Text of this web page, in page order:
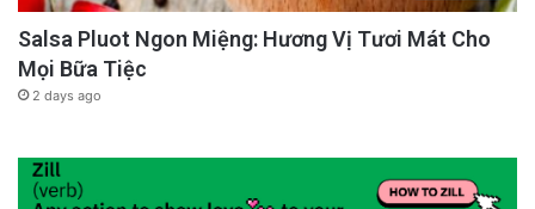
Salsa Pluot Ngon Miệng: Hương Vị Tươi Mát Cho
Mọi Bữa Tiệc
2 days ago